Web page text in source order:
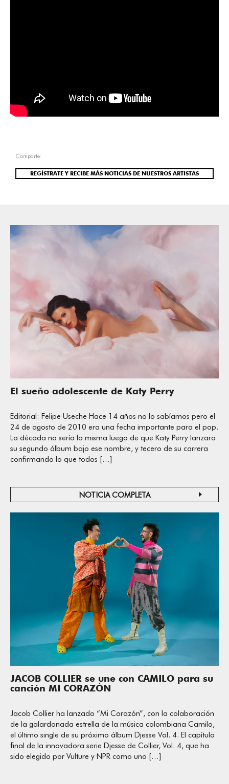
Comparte:
REGÍSTRATE Y RECIBE MÁS NOTICIAS DE NUESTROS ARTISTAS
El sueño adolescente de Katy Perry
Editorial: Felipe Useche Hace 14 años no lo sabíamos pero el
24 de agosto de 2010 era una fecha importante para el pop.
La década no sería la misma luego de que Katy Perry lanzara
su segundo álbum bajo ese nombre, y tecero de su carrera
confirmando lo que todos […]
NOTICIA COMPLETA
JACOB COLLIER se une con CAMILO para su
canción MI CORAZÓN
Jacob Collier ha lanzado “Mi Corazón”, con la colaboración
de la galardonada estrella de la música colombiana Camilo,
el último single de su próximo álbum Djesse Vol. 4. El capítulo
final de la innovadora serie Djesse de Collier, Vol. 4, que ha
sido elegido por Vulture y NPR como uno […]